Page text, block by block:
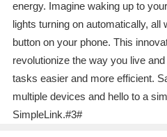
energy. Imagine waking up to
lights turning on automatically, all
button on your phone. This
revolutionize the way you live
tasks easier and more efficient.
multiple devices and hello to a
SimpleLink.#3#